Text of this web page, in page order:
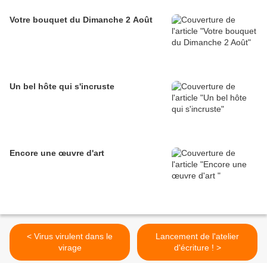
Votre bouquet du Dimanche 2 Août
Un bel hôte qui s'incruste
Encore une œuvre d'art
< Virus virulent dans le
virage
Lancement de l'atelier
d'écriture ! >